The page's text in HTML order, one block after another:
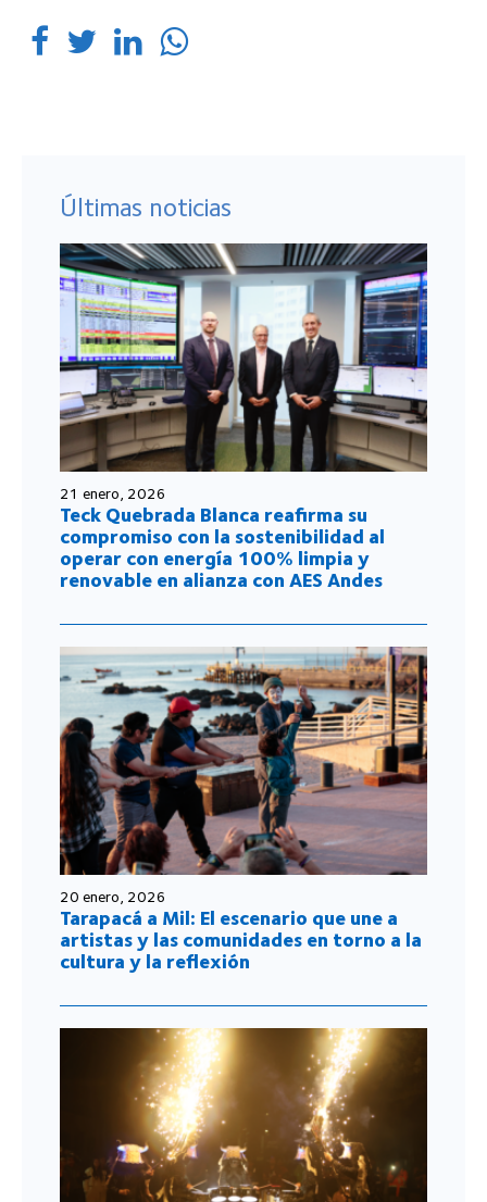
Últimas noticias
21 enero, 2026
Teck Quebrada Blanca reafirma su
compromiso con la sostenibilidad al
operar con energía 100% limpia y
renovable en alianza con AES Andes
20 enero, 2026
Tarapacá a Mil: El escenario que une a
artistas y las comunidades en torno a la
cultura y la reflexión